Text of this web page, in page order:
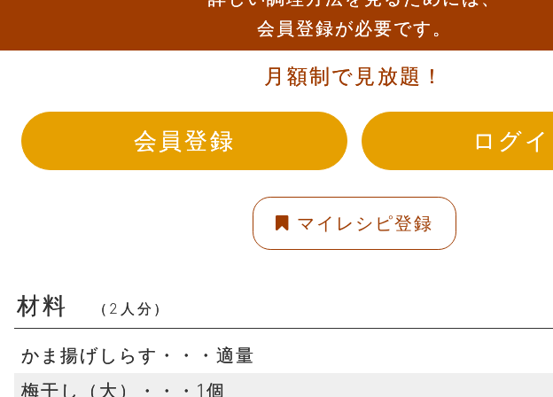
会員登録が必要です。
月額制で見放題！
会員登録 ログ
マイレシピ登録
材料 （2人分）
かま揚げしらす・・・適量
梅干し（大）・・・1個